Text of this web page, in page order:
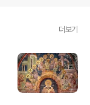
더보기